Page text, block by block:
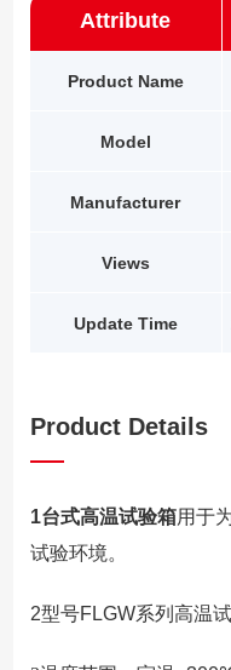
Attribute
Product Name
Model
Manufacturer
Views
Update Time
Product Details
1台式高温试验箱用于
试验环境。
2型号FLGW系列高温